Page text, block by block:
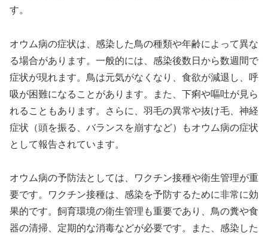
す。
オウム病の症状は、感染した鳥の種類や年齢によって異な
る場合があります。一般的には、感染後数日から数週間で
症状が現れます。鳥は元気がなくなり、食欲が減退し、呼
吸が困難になることがあります。また、下痢や嘔吐が見ら
れることもあります。さらに、羽毛の異常や抜け毛、神経
症状（頭を振る、バランスを崩すなど）もオウム病の症状
として報告されています。
オウム病の予防法としては、ワクチン接種や衛生管理が重
要です。ワクチン接種は、感染を予防するために非常に効
果的です。飼育環境の衛生管理も重要であり、鳥の糞や食
器の清掃、定期的な消毒などが必要です。また、感染した